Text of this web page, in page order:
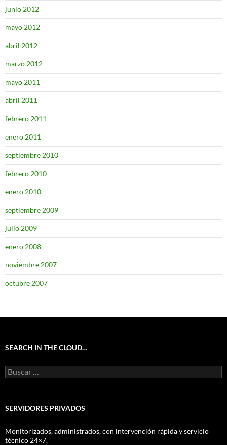
junio 2012
mayo 2012
abril 2012
marzo 2012
mayo 2011
abril 2011
febrero 2011
enero 2011
septiembre 2010
febrero 2010
enero 2010
septiembre 2009
julio 2009
enero 2008
noviembre 2007
octubre 2007
SEARCH IN THE CLOUD…
Buscar:
SERVIDORES PRIVADOS
Monitorizados, administrados, con intervención rápida y servicio
técnico 24×7.